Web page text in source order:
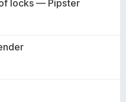
locks — Pipster